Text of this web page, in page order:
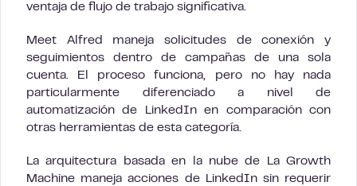
ventaja de flujo de trabajo significativa.
Meet Alfred maneja solicitudes de conexión y
seguimientos dentro de campañas de una sola
cuenta. El proceso funciona, pero no hay nada
particularmente diferenciado a nivel de
automatización de LinkedIn en comparación con
otras herramientas de esta categoría.
La arquitectura basada en la nube de La Growth
Machine maneja acciones de LinkedIn sin requerir